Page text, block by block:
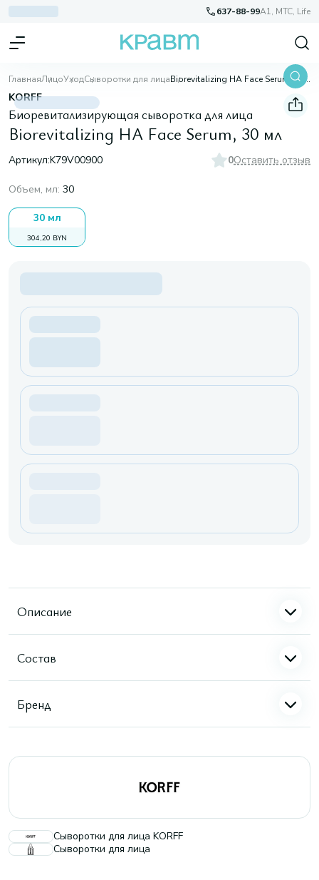
637-88-99A1, МТС, Life
ГлавнаяЛицоУходСыворотки для лица Biorevitalizing HA Face Serum, 30 мл
KORFF
Биоревитализирующая сыворотка для лица
Biorevitalizing HA Face Serum, 30 мл
Артикул:K79V00900 0Оставить отзыв
Объем, мл: 30
30 мл
304,20 BYN
Описание
Состав
Бренд
Сыворотки для лица KORFF
Сыворотки для лица